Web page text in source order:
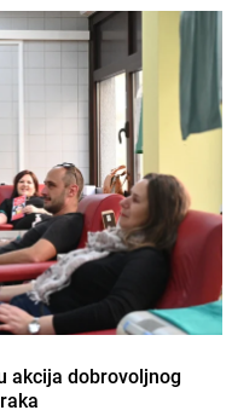
akcija dobrovoljnog